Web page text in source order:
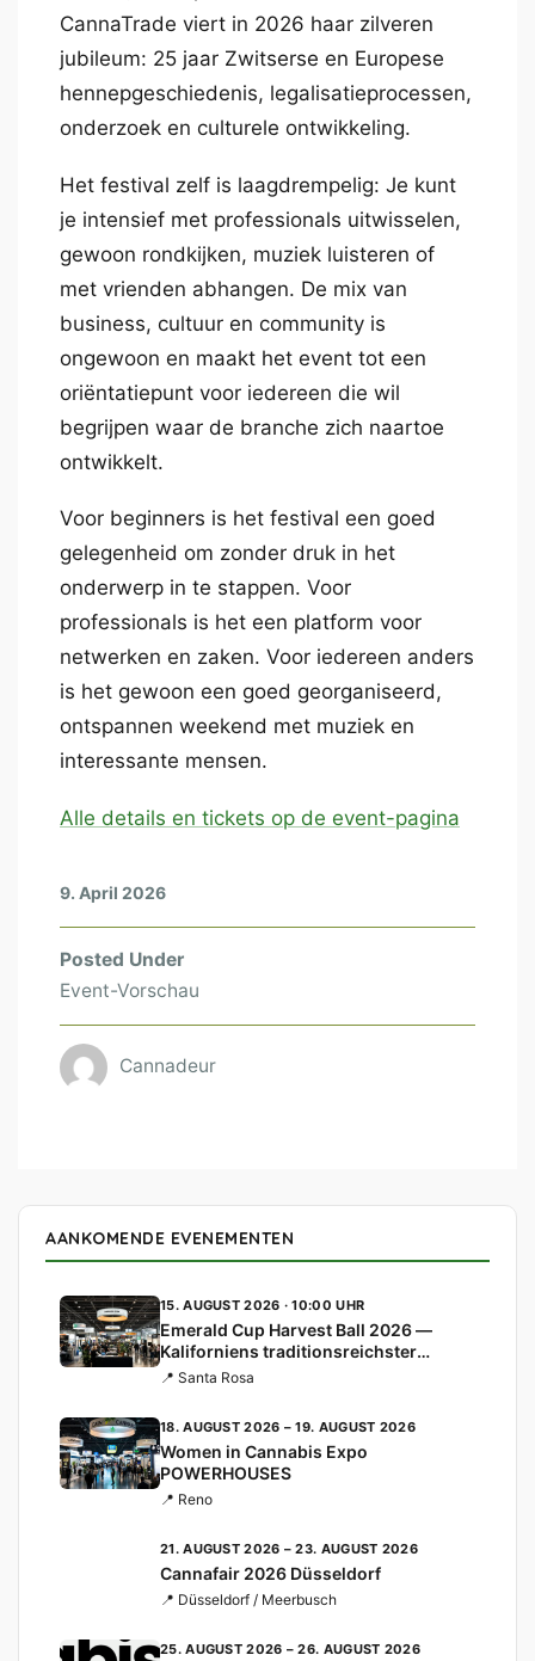
CannaTrade viert in 2026 haar zilveren
jubileum: 25 jaar Zwitserse en Europese
hennepgeschiedenis, legalisatieprocessen,
onderzoek en culturele ontwikkeling.
Het festival zelf is laagdrempelig: Je kunt
je intensief met professionals uitwisselen,
gewoon rondkijken, muziek luisteren of
met vrienden abhangen. De mix van
business, cultuur en community is
ongewoon en maakt het event tot een
oriëntatiepunt voor iedereen die wil
begrijpen waar de branche zich naartoe
ontwikkelt.
Voor beginners is het festival een goed
gelegenheid om zonder druk in het
onderwerp in te stappen. Voor
professionals is het een platform voor
netwerken en zaken. Voor iedereen anders
is het gewoon een goed georganiseerd,
ontspannen weekend met muziek en
interessante mensen.
Alle details en tickets op de event-pagina
9. April 2026
Posted Under
Event-Vorschau
Cannadeur
AANKOMENDE EVENEMENTEN
15. AUGUST 2026 · 10:00 UHR
Emerald Cup Harvest Ball 2026 —
Kaliforniens traditionsreichster
Cannabis-Cup
📍 Santa Rosa
18. AUGUST 2026 – 19. AUGUST 2026
Women in Cannabis Expo
POWERHOUSES
📍 Reno
21. AUGUST 2026 – 23. AUGUST 2026
Cannafair 2026 Düsseldorf
📍 Düsseldorf / Meerbusch
25. AUGUST 2026 – 26. AUGUST 2026